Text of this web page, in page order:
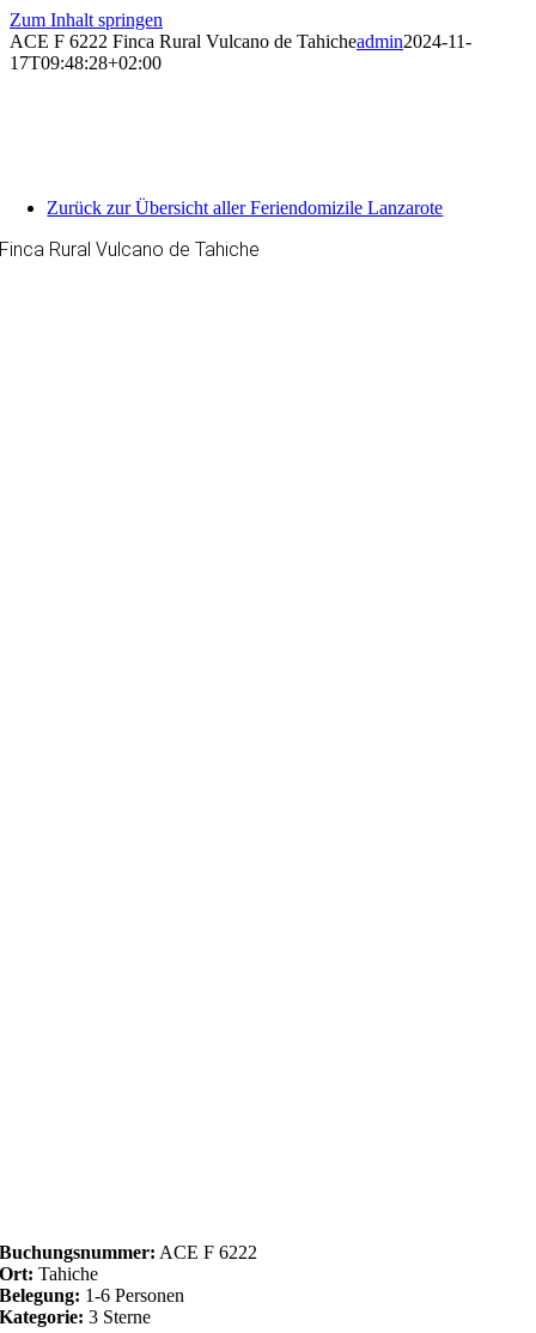
Zum Inhalt springen
ACE F 6222 Finca Rural Vulcano de Tahicheadmin2024-11-
17T09:48:28+02:00
Zurück zur Übersicht aller Feriendomizile Lanzarote
Finca Rural Vulcano de Tahiche
Buchungsnummer: ACE F 6222
Ort: Tahiche
Belegung: 1-6 Personen
Kategorie: 3 Sterne